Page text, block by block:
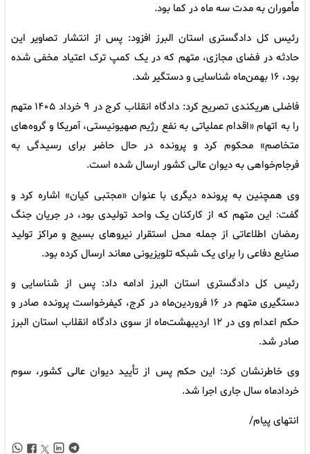
مأموران به مدت سه ماه در کما بود.
رئیس کل دادگستری استان البرز افزود: پس از انتشار تصاویر این
حادثه در فضای مجازی، متهم که در یک کمپ ترک اعتیاد مخفی شده
بود، ۱۶ بهمن‌ماه شناسایی و دستگیر شد.
فاضلی هریکندی تصریح کرد: دادگاه انقلاب کرج در ۹ خرداد ۱۴۰۵ متهم
را به اتهام «اقدام عملیاتی به نفع رژیم صهیونیستی، آمریکا و گروه‌های
متخاصم» محکوم کرد و پرونده در حال حاضر برای رسیدگی به
فرجام‌خواهی به دیوان عالی کشور ارسال شده است.
وی همچنین به پرونده دیگری با عنوان «مجتبی کیان» اشاره کرد و
گفت: این متهم که از کارکنان یک واحد تولیدی بود، در جریان جنگ
رمضان اطلاعاتی از جمله محل استقرار نیروهای بسیج و مراکز تولید
صنایع دفاعی را برای یک شبکه تلویزیونی معاند ارسال کرده بود.
رئیس کل دادگستری استان البرز ادامه داد: پس از شناسایی و
دستگیری متهم در ۱۶ فروردین‌ماه در کرج، کیفرخواست پرونده صادر و
حکم اعدام وی در ۱۲ اردیبهشت‌ماه از سوی دادگاه انقلاب استان البرز
صادر شد.
وی خاطرنشان کرد: این حکم پس از تأیید دیوان عالی کشور، سوم
خردادماه سال جاری اجرا شد.
انتهای پیام/